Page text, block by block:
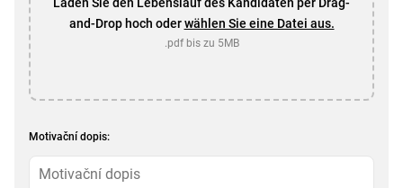
and-Drop hoch oderwählen Sie eine Datei aus.
.pdf bis zu 5MB
Motivační dopis: